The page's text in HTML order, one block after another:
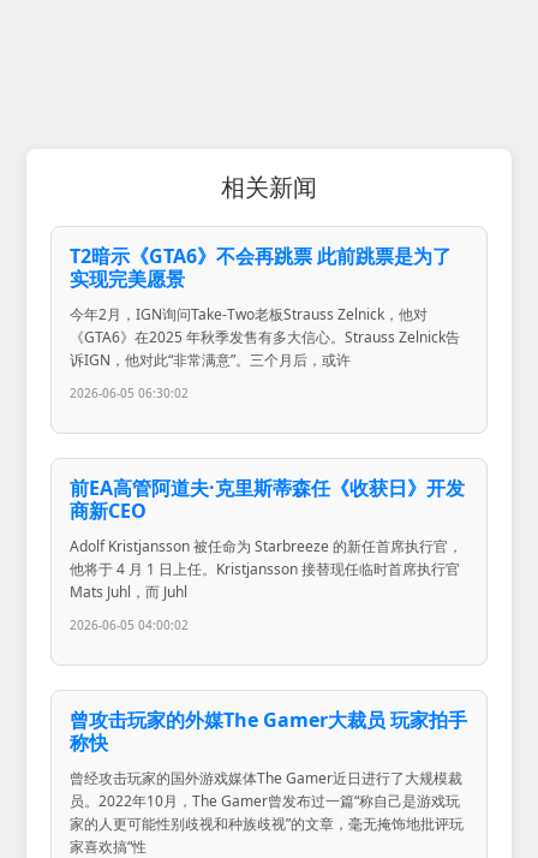
相关新闻
T2暗示《GTA6》不会再跳票 此前跳票是为了
实现完美愿景
今年2月，IGN询问Take-Two老板Strauss Zelnick，他对
《GTA6》在2025 年秋季发售有多大信心。Strauss Zelnick告
诉IGN，他对此“非常满意”。三个月后，或许
2026-06-05 06:30:02
前EA高管阿道夫·克里斯蒂森任《收获日》开发
商新CEO
Adolf Kristjansson 被任命为 Starbreeze 的新任首席执行官，
他将于 4 月 1 日上任。Kristjansson 接替现任临时首席执行官
Mats Juhl，而 Juhl
2026-06-05 04:00:02
曾攻击玩家的外媒The Gamer大裁员 玩家拍手
称快
曾经攻击玩家的国外游戏媒体The Gamer近日进行了大规模裁
员。2022年10月，The Gamer曾发布过一篇“称自己是游戏玩
家的人更可能性别歧视和种族歧视”的文章，毫无掩饰地批评玩
家喜欢搞“性